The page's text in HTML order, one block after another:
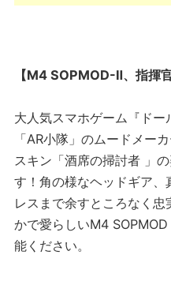
【M4 SOPMOD-Ⅱ、指揮
大人気スマホゲーム『ドー
「AR小隊」のムードメー
スキン「酒席の掃討者 」
す！角の様なヘッドギア、
レスまで余すところなく
かで愛らしいM4
能ください。